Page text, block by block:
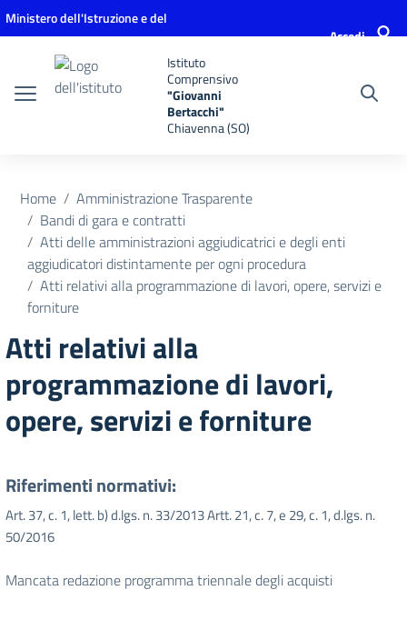
Vai ai contenuti
Vai al menu di navigazione
Vai al footer
Ministero dell'Istruzione e del
Accedi
Istituto
Comprensivo
"Giovanni
Bertacchi"
Chiavenna (SO)
Home
Amministrazione Trasparente
Bandi di gara e contratti
Atti delle amministrazioni aggiudicatrici e degli enti
aggiudicatori distintamente per ogni procedura
Atti relativi alla programmazione di lavori, opere, servizi e
forniture
Atti relativi alla
programmazione di lavori,
opere, servizi e forniture
Riferimenti normativi:
Art. 37, c. 1, lett. b) d.lgs. n. 33/2013 Artt. 21, c. 7, e 29, c. 1, d.lgs. n.
50/2016
Mancata redazione programma triennale degli acquisti